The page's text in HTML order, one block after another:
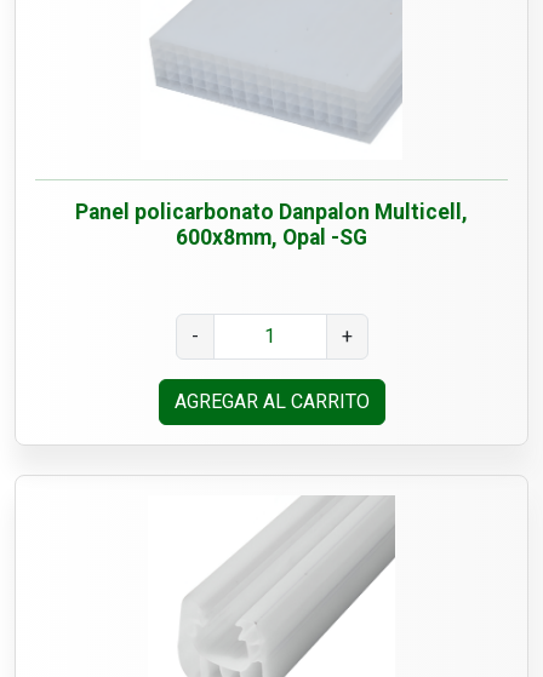
Panel policarbonato Danpalon Multicell,
600x8mm, Opal -SG
- +
AGREGAR AL CARRITO